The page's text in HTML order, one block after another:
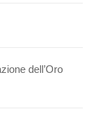
dell’Oro